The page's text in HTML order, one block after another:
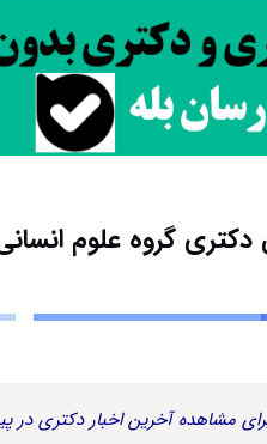
گروه علوم انسانی
مشاهده آخرین اخبار دکتری در